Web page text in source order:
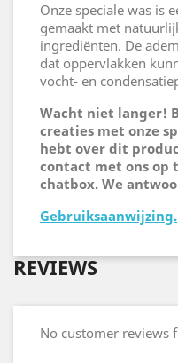
Onze speciale was is
gemaakt met
ingrediënten. De
dat oppervlakken
vocht- en
Wacht niet langer!
creaties met onze
hebt over dit
contact met ons op
chatbox. We
Gebruiksaanwijzing.
REVIEWS
No customer reviews